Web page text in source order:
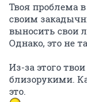
Твоя проблема
своим
выносить свои
Однако, это не
Из-за этого
близорукими.
это.